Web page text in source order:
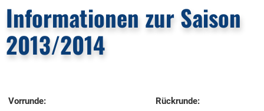
Informationen zur Saison
2013/2014
Vorrunde: Rückrunde: